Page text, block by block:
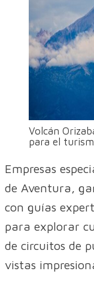
Volcán
para el
Empresas
de Aventura,
con guías
para explorar
de circuitos de
vistas